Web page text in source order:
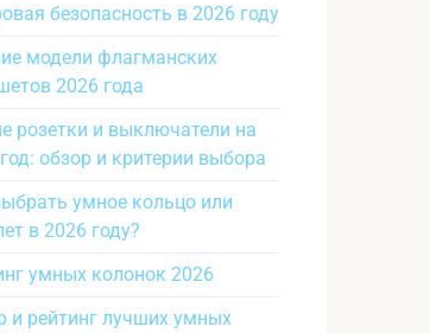
безопасность в 2026 году
модели флагманских
2026 года
розетки и выключатели на
обзор и критерии выбора
умное кольцо или
в 2026 году?
умных колонок 2026
и рейтинг лучших умных